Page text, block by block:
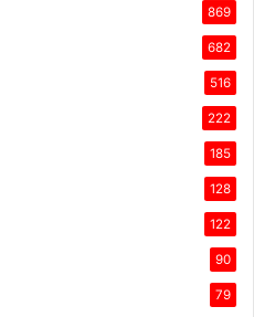
869
682
516
222
185
128
122
90
79